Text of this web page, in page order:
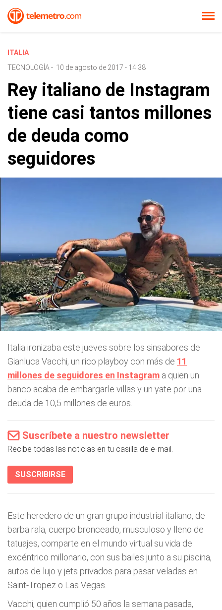
ITALIA
TECNOLOGÍA - 10 de agosto de 2017 - 14:38
Rey italiano de Instagram
tiene casi tantos millones
de deuda como
seguidores
Italia ironizaba este jueves sobre los sinsabores de
Gianluca Vacchi, un rico playboy con más de 11
millones de seguidores en Instagram a quien un
banco acaba de embargarle villas y un yate por una
deuda de 10,5 millones de euros.
Suscríbete a nuestro newsletter
Recibe todas las noticias en tu casilla de e-mail.
SUSCRIBIRSE
Este heredero de un gran grupo industrial italiano, de
barba rala, cuerpo bronceado, musculoso y lleno de
tatuajes, comparte en el mundo virtual su vida de
excéntrico millonario, con sus bailes junto a su piscina,
autos de lujo y jets privados para pasar veladas en
Saint-Tropez o Las Vegas.
Vacchi, quien cumplió 50 años la semana pasada,